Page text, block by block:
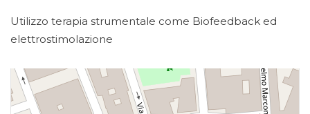
Utilizzo terapia strumentale come Biofeedback ed
elettrostimolazione